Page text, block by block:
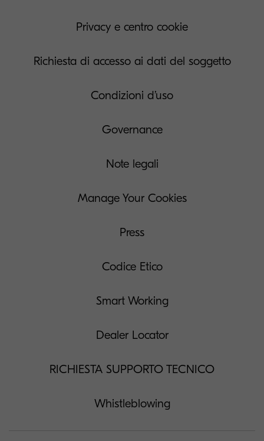
Privacy e centro cookie
Richiesta di accesso ai dati del soggetto
Condizioni d’uso
Governance
Note legali
Manage Your Cookies
Press
Codice Etico
Smart Working
Dealer Locator
RICHIESTA SUPPORTO TECNICO
Whistleblowing